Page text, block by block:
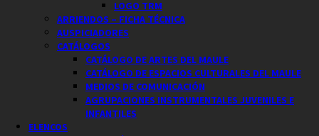
LOGO TRM
ARRIENDOS – FICHA TÉCNICA
AUSPICIADORES
CATÁLOGOS
CATÁLOGO DE ARTES DEL MAULE
CATÁLOGO DE ESPACIOS CULTURALES DEL MAULE
MEDIOS DE COMUNICACIÓN
AGRUPACIONES INSTRUMENTALES JUVENILES E
INFANTILES
ELENCOS